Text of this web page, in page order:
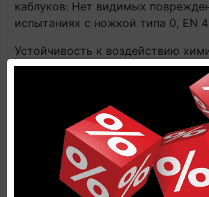
каблуков: Нет видимых
испытаниях с ножкой типа 0, EN
Устойчивость к воздействию
соединений: высокая, EN438-2,
Цветоустойчивость: высокая, EN
Купить Ламинат Quick-Step
Впечатляющий (Impressive)
класс Дуб серо-бежевый с